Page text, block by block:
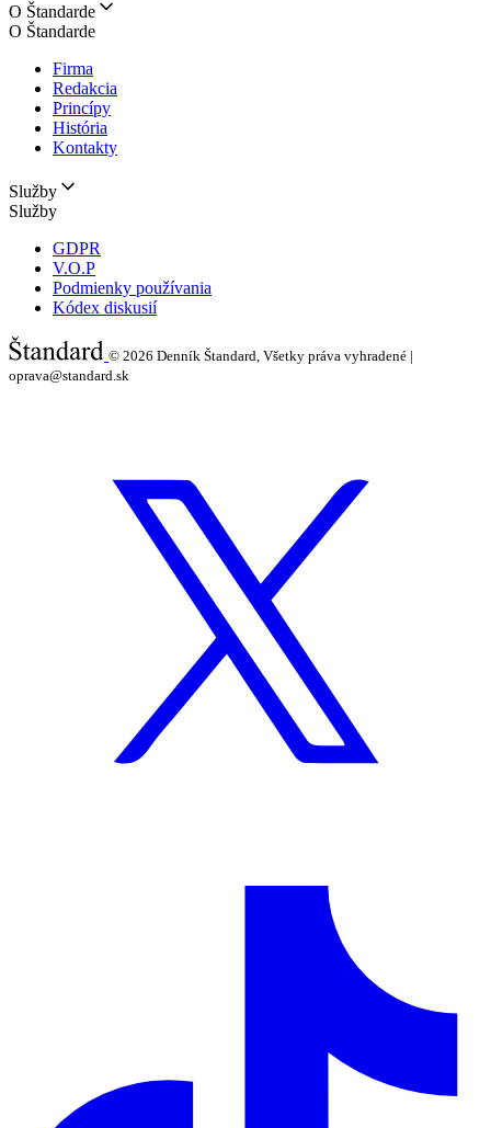
O Štandarde
O Štandarde
Firma
Redakcia
Princípy
História
Kontakty
Služby
Služby
GDPR
V.O.P
Podmienky používania
Kódex diskusií
© 2026 Denník Štandard, Všetky práva vyhradené |
oprava@standard.sk